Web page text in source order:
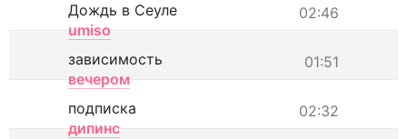
02:46
Дождь в Сеуле
umiso
01:51
зависимость
вечером
02:32
подписка
дипинс